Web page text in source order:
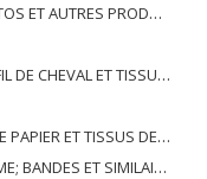
MANUSCRITS, TYPESCRIPTS ET PLANS
CHEVAL ET TISSU TISSÉ
TISSUS DE FILS DE PAPIER
MATIERES TEXTILES SYNTHETIQUES